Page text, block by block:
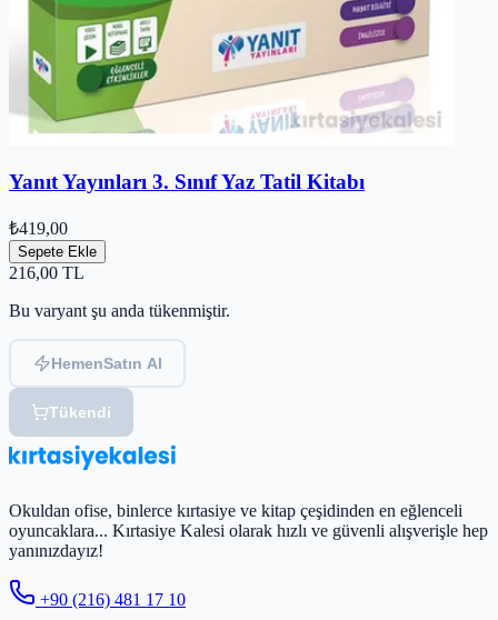
Yanıt Yayınları 3. Sınıf Yaz Tatil Kitabı
₺419,00
Sepete Ekle
216,00 TL
Bu varyant şu anda tükenmiştir.
HemenSatın Al
Tükendi
Okuldan ofise, binlerce kırtasiye ve kitap çeşidinden en eğlenceli
oyuncaklara... Kırtasiye Kalesi olarak hızlı ve güvenli alışverişle hep
yanınızdayız!
+90 (216) 481 17 10